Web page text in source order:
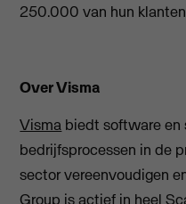
250.000 van hun
Over Visma
Visma biedt software en
bedrijfsprocessen in de
sector vereenvoudigen
Group is actief in heel